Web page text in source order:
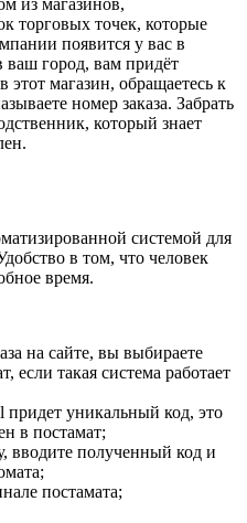
из магазинов,
торговых точек, которые
появится у вас в
ваш город, вам придёт
магазин, обращаетесь к
номер заказа. Забрать
который знает
системой для
в том, что человек
время.
на сайте, вы выбираете
если такая система работает
уникальный код, это
в постамат;
вводите полученный код и
постамата;